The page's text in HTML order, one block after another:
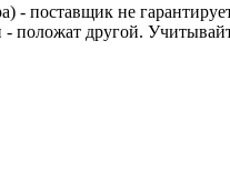
- поставщик не
положат другой.